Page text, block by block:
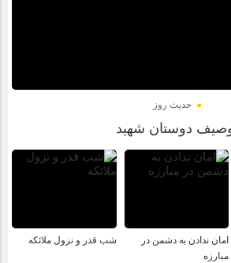
حدیث روز
دوستان شهید
امان ندادن به دشمن در
مبارزه
شب قدر و نزول ملائکه